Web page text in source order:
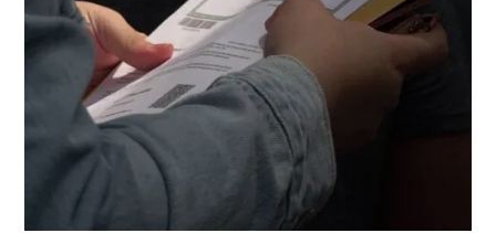
las
Becas
Benito
Juárez:
Gobierno
oficializa